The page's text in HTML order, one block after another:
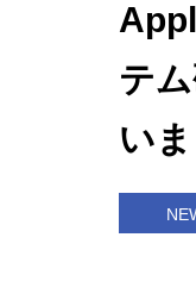
テ
い